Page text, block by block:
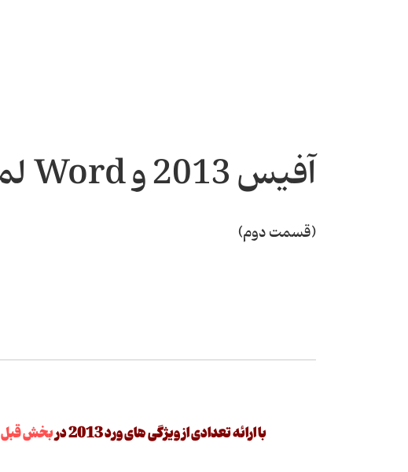
آفیس 2013 و Word لمسی
(قسمت دوم)
با ارائه تعدادی از ویژگی های ورد 2013 در بخش قبل